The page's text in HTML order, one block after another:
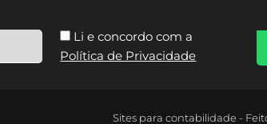
Li e concordo com a
Política de Privacidade
Sites para contabilidade -